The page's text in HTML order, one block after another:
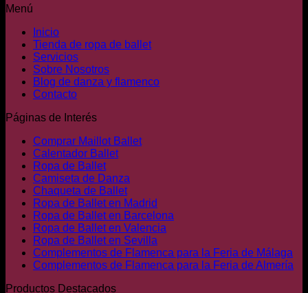
la
de
producto
Menú
Inicio
Tienda de ropa de ballet
Servicios
Sobre Nosotros
Blog de danza y flamenco
Contacto
Páginas de Interés
Comprar Maillot Ballet
Calentador Ballet
Ropa de Ballet
Camiseta de Danza
Chaqueta de Ballet
Ropa de Ballet en Madrid
Ropa de Ballet en Barcelona
Ropa de Ballet en Valencia
Ropa de Ballet en Sevilla
Complementos de Flamenca para la Feria de Málaga
Complementos de Flamenca para la Feria de Almería
Productos Destacados